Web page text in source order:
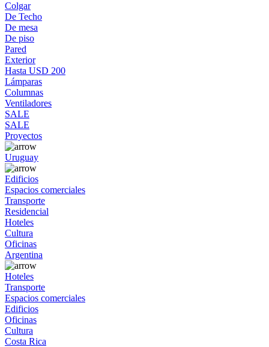
Colgar
De Techo
De mesa
De piso
Pared
Exterior
Hasta USD 200
Lámparas
Columnas
Ventiladores
SALE
SALE
Proyectos
Uruguay
Edificios
Espacios comerciales
Transporte
Residencial
Hoteles
Cultura
Oficinas
Argentina
Hoteles
Transporte
Espacios comerciales
Edificios
Oficinas
Cultura
Costa Rica